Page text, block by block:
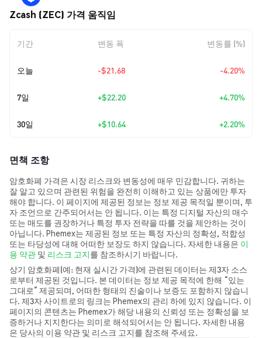
Zcash (ZEC) 가격 움직임
기간 변동 폭 변동률 (%)
오늘 -$21.68 -4.20%
7일 +$22.20 +4.70%
30일 +$10.64 +2.20%
면책 조항
암호화폐 가격은 시장 리스크와 변동성에 매우 민감합니다. 귀하는
잘 알고 있으며 관련된 위험을 완전히 이해하고 있는 상품에만 투자
해야 합니다. 이 페이지에 제공된 정보는 정보 제공 목적일 뿐이며, 투
자 조언으로 간주되어서는 안 됩니다. 이는 특정 디지털 자산의 매수
또는 매도를 권장하거나 특정 투자 전략을 따를 것을 제안하는 것이
아닙니다. Phemex는 제공된 정보 또는 특정 자산의 정확성, 적합성
또는 타당성에 대해 어떠한 보장도 하지 않습니다. 자세한 내용은 이
용 약관 및 리스크 고지를 참조하시기 바랍니다.
상기 암호화폐(예: 현재 실시간 가격)에 관련된 데이터는 제3자 소스
로부터 제공된 것입니다. 본 데이터는 정보 제공 목적에 한해 “있는
그대로” 제공되며, 어떠한 형태의 진술이나 보증도 포함하지 않습니
다. 제3자 사이트로의 링크는 Phemex의 관리 하에 있지 않습니다. 이
페이지의 콘텐츠는 Phemex가 해당 내용의 신뢰성 또는 정확성을 보
증하거나 지지한다는 의미로 해석되어서는 안 됩니다. 자세한 내용
은 당사의 이용 약관 및 리스크 고지를 참조해 주세요.